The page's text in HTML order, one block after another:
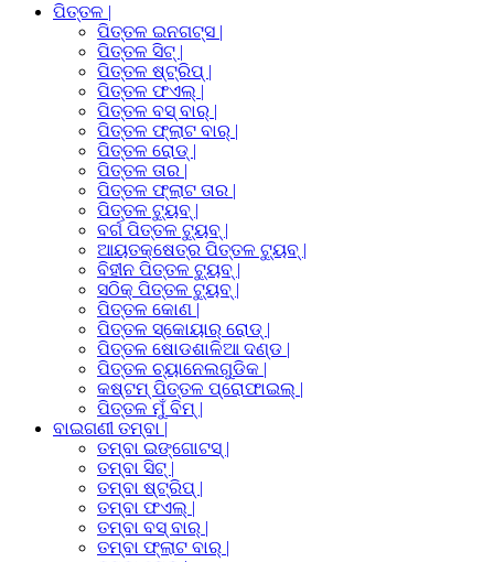
ପିତ୍ତଳ |
ପିତ୍ତଳ ଇନଗଟ୍ସ |
ପିତ୍ତଳ ସିଟ୍ |
ପିତ୍ତଳ ଷ୍ଟ୍ରିପ୍ |
ପିତ୍ତଳ ଫଏଲ୍ |
ପିତ୍ତଳ ବସ୍ ବାର୍ |
ପିତ୍ତଳ ଫ୍ଲାଟ ବାର୍ |
ପିତ୍ତଳ ରୋଡ୍ |
ପିତ୍ତଳ ତାର |
ପିତ୍ତଳ ଫ୍ଲାଟ ତାର |
ପିତ୍ତଳ ଟ୍ୟୁବ୍ |
ବର୍ଗ ପିତ୍ତଳ ଟ୍ୟୁବ୍ |
ଆୟତକ୍ଷେତ୍ର ପିତ୍ତଳ ଟ୍ୟୁବ୍ |
ବିହୀନ ପିତ୍ତଳ ଟ୍ୟୁବ୍ |
ସଠିକ୍ ପିତ୍ତଳ ଟ୍ୟୁବ୍ |
ପିତ୍ତଳ କୋଣ |
ପିତ୍ତଳ ସ୍କୋୟାର୍ ରୋଡ୍ |
ପିତ୍ତଳ ଷୋଡଶାଳିଆ ଦଣ୍ଡ |
ପିତ୍ତଳ ଚ୍ୟାନେଲଗୁଡିକ |
କଷ୍ଟମ୍ ପିତ୍ତଳ ପ୍ରୋଫାଇଲ୍ |
ପିତ୍ତଳ ମୁଁ ବିମ୍ |
ବାଇଗଣୀ ତମ୍ବା |
ତମ୍ବା ଇଙ୍ଗୋଟସ୍ |
ତମ୍ବା ସିଟ୍ |
ତମ୍ବା ଷ୍ଟ୍ରିପ୍ |
ତମ୍ବା ଫଏଲ୍ |
ତମ୍ବା ବସ୍ ବାର୍ |
ତମ୍ବା ଫ୍ଲାଟ ବାର୍ |